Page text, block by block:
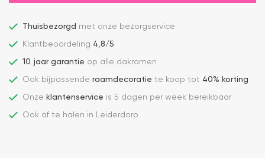
Thuisbezorgd met onze bezorgservice
Klantbeoordeling 4,8/5
10 jaar garantie op alle dakramen
Ook bijpassende raamdecoratie te koop tot 40% korting
Onze klantenservice is 5 dagen per week bereikbaar
Ook af te halen in Leiderdorp